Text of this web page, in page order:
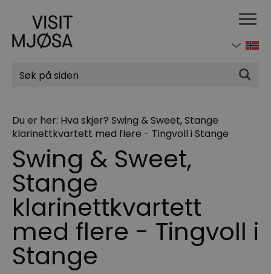
Søk
Du er her: Hva skjer? Swing & Sweet, Stange
klarinettkvartett med flere - Tingvoll i Stange
Swing & Sweet,
Stange
klarinettkvartett
med flere - Tingvoll i
Stange